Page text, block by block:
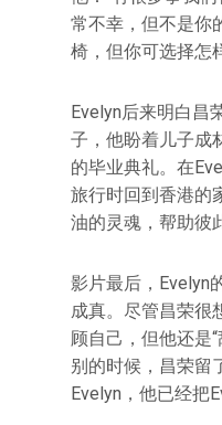
常不幸，但不是你
椅，但你可选择怎
Evelyn后来明白昌
子，他盼着儿子成
的毕业典礼。在
旅行时回到香港的
油的灵魂，帮助彼
影片最后，Evelyn
成真。尽管昌荣很
顾自己，但他还是
别的时候，昌荣留
Evelyn，他已经把